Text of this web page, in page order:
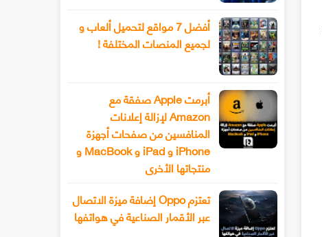
أفضل 7 مواقع لتحميل ألعاب و
لجميع المنصات المختلفة !
أبرمت Apple صفقة مع
Amazon لإزالة إعلانات
المنافسين من صفحات أجهزة
iPhone و iPad و MacBook و
منتجاتها الأخرى
تعتزم Oppo إضافة ميزة الاتصال
عبر الأقمار الصناعية في هواتفها